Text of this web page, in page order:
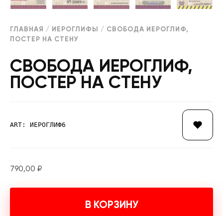
ГЛАВНАЯ / ИЕРОГЛИФЫ
/ СВОБОДА ИЕРОГЛИФ,
ПОСТЕР НА СТЕНУ
СВОБОДА ИЕРОГЛИФ,
ПОСТЕР НА СТЕНУ
ART: ИЕРОГЛИФ6
790,00 ₽
В КОРЗИНУ